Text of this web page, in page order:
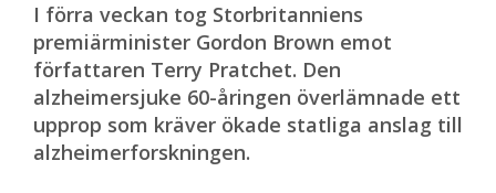
I förra veckan tog Storbritanniens
premiärminister Gordon Brown emot
författaren Terry Pratchet. Den
alzheimersjuke 60-åringen överlämnade ett
upprop som kräver ökade statliga anslag till
alzheimerforskningen.